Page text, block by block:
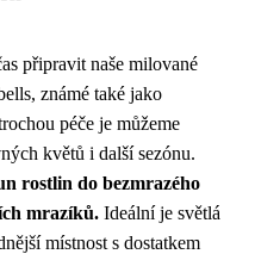
připravit naše milované
známé také jako
péče je můžeme
květů i další sezónu.
rostlin do bezmrazého
mrazíků. Ideální je světlá
místnost s dostatkem